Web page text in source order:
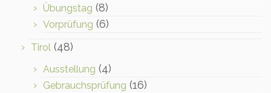
Übungstag (8)
Vorprüfung (6)
Tirol (48)
Ausstellung (4)
Gebrauchsprüfung (16)